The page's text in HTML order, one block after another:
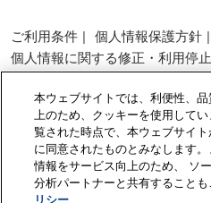
ご利用条件
個人情報保護方針
個人情報に関する修正・利用停
展示会・セミナー参加ポリシー
カスタマーハラスメントに対す
クッキーポリシー
クッキーの
Copyright © RX Japan GK
本ウェブサイトでは、利便性、
上のため、クッキーを使用して
覧された時点で、本ウェブサイ
に同意されたものとみなします
情報をサービス向上のため、 ソ
分析パートナーと共有することも
リシー